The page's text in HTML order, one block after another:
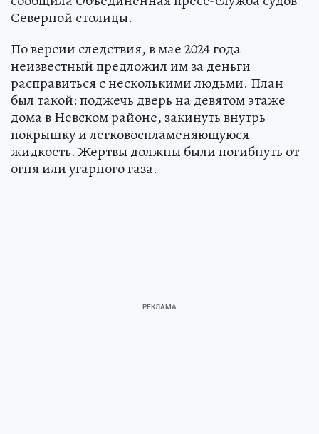
Северной столицы.
По версии следствия, в мае 2024 года
неизвестный предложил им за деньги
расправиться с несколькими людьми. План
был такой: поджечь дверь на девятом этаже
дома в Невском районе, закинуть внутрь
покрышку и легковоспламеняющуюся
жидкость. Жертвы должны были погибнуть от
огня или угарного газа.